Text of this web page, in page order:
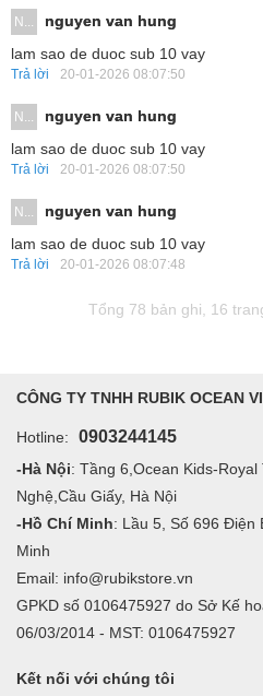
N...
nguyen van hung
lam sao de duoc sub 10 vay
Trả lời 20-01-2026 08:07:50
N...
nguyen van hung
lam sao de duoc sub 10 vay
Trả lời 20-01-2026 08:07:50
N...
nguyen van hung
lam sao de duoc sub 10 vay
Trả lời 20-01-2026 08:07:48
Tổng 78 bản ghi, 16
CÔNG TY TNHH RUBIK OCEAN
Hotline: 0903244145
-Hà Nội: Tầng 6,Ocean Kids-
Nghệ,Cầu Giấy, Hà Nội
-Hồ Chí Minh: Lầu 5, Số 696 Điện
Minh
Email: info@rubikstore.vn
GPKD số 0106475927 do Sở Kế
06/03/2014 - MST: 0106475927
Kết nối với chúng tôi